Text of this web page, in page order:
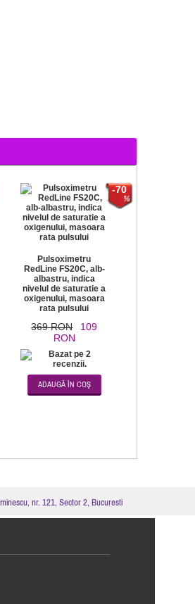
-70
Pulsoximetru
RedLine FS20C, alb-
albastru, indica
nivelul de saturatie a
oxigenului, masoara
rata pulsului
369 RON
109
RON
nr. 121, Sector 2, Bucuresti